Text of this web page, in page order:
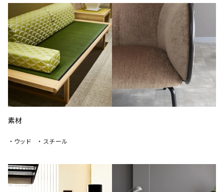
素材
・ウッド ・スチール